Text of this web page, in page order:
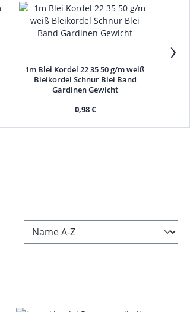
1m Blei Kordel 22 35 50 g/m weiß
Bleikordel Schnur Blei Band
Gardinen Gewicht
0,98 €
›